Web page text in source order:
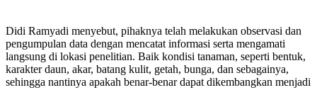
Didi Ramyadi menyebut, pihaknya telah melakukan observasi dan
pengumpulan data dengan mencatat informasi serta mengamati
langsung di lokasi penelitian. Baik kondisi tanaman, seperti bentuk,
karakter daun, akar, batang kulit, getah, bunga, dan sebagainya,
sehingga nantinya apakah benar-benar dapat dikembangkan menjadi